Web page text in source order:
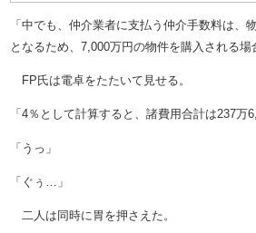
「中でも、仲介業者に支払う仲介手数料は、
となるため、7,000万円の物件を購入される場
FP氏は電卓をたたいて見せる。
「4％として計算すると、諸費用合計は237万
「うっ」
「ぐぅ…」
二人は同時に胃を押さえた。